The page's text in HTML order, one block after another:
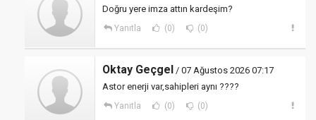
Doğru yere imza attın kardeşim?
Yanıtla (0) (0)
Oktay Geçgel / 07 Ağustos 2026 07:17
Astor enerji var,sahipleri aynı ????
Yanıtla (0) (0)